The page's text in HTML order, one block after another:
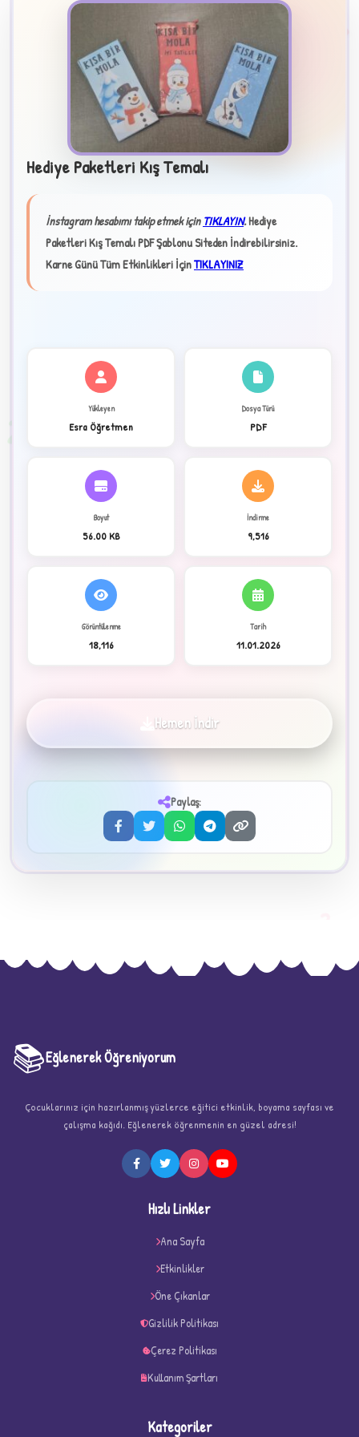
C
Hediye Paketleri Kış Temalı
İnstagram hesabımı takip etmek içinTIKLAYIN.Hediye
Paketleri Kış Temalı PDF Şablonu Siteden İndirebilirsiniz.
Karne Günü Tüm Etkinlikleri İçinTIKLAYINIZ
Yükleyen
Esra Öğretmen
Dosya Türü
PDF
Boyut
56.00 KB
İndirme
9,516
Görüntülenme
18,116
Tarih
11.01.2026
Hemen İndir
Paylaş:
📚Eğlenerek Öğreniyorum
Çocuklarınız için hazırlanmış yüzlerce eğitici etkinlik, boyama sayfası ve
çalışma kağıdı. Eğlenerek öğrenmenin en güzel adresi!
Hızlı Linkler
Ana Sayfa
Etkinlikler
Öne Çıkanlar
Gizlilik Politikası
Çerez Politikası
Kullanım Şartları
Kategoriler